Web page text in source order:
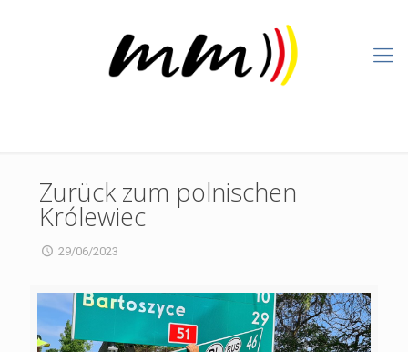
Zurück zum polnischen
Królewiec
29/06/2023